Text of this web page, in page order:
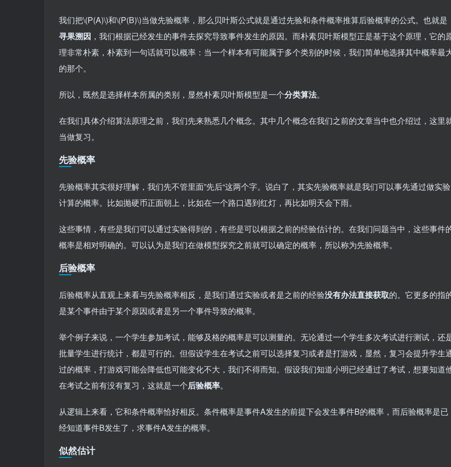
我们把\(P(A)\)和\(P(B)\)当做先验概率，那么贝叶斯公式就是通过先验和条件概率推算后验概率的公式。也就是
寻果溯因 ，我们根据已经发生的事件去探究导致事件发生的原因。而朴素贝叶斯模型正是基于这个原理，它的
理非常朴素，朴素到一句话就可以概率：当一个样本有可能属于多个类别的时候，我们简单地选择其中概率最
的那个。
所以，既然是选择样本所属的类别，显然朴素贝叶斯模型是一个分类算法。
在我们具体介绍算法原理之前，我们先来熟悉几个概念。其中几个概念在我们之前的文章当中也介绍过，这里
当做复习。
先验概率
先验概率其实很好理解，我们先不管里面”先后“这两个字。说白了，其实先验概率就是我们可以事先通过做实验
计算的概率。比如抛硬币正面朝上，比如在一个路口遇到红灯，再比如明天会下雨。
这些事情，有些是我们可以通过实验得到的，有些是可以根据之前的经验估计的。在我们问题当中，这些事件
概率是相对明确的。可以认为是我们在做模型探究之前就可以确定的概率，所以称为先验概率。
后验概率
后验概率从直观上来看与先验概率相反，是我们通过实验或者是之前的经验没有办法直接获取的。它更多的指
是某个事件由于某个原因或者是另一个事件导致的概率。
举个例子来说，一个学生参加考试，能够及格的概率是可以测量的。无论通过一个学生多次考试进行测试，还
批量学生进行统计，都是可行的。但假设学生在考试之前可以选择复习或者是打游戏，显然，复习会提升学生
过的概率，打游戏可能会降低也可能变化不大，我们不得而知。假设我们知道小明已经通过了考试，想要知道
在考试之前有没有复习，这就是一个后验概率。
从逻辑上来看，它和条件概率恰好相反。条件概率是事件A发生的前提下会发生事件B的概率，而后验概率是已
经知道事件B发生了，求事件A发生的概率。
似然估计